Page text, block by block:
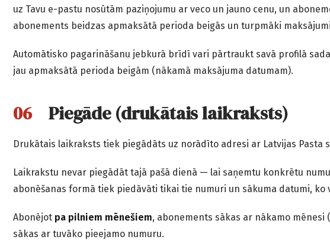
uz Tavu e-pastu nosūtām paziņojumu ar veco un jauno cenu, un
abonements beidzas apmaksātā perioda beigās un turpmāki
Automātisko pagarināšanu jebkurā brīdī vari pārtraukt savā profilā
jau apmaksātā perioda beigām (nākamā maksājuma datumam).
Piegāde (drukātais laikraksts)
Drukātais laikraksts tiek piegādāts uz norādīto adresi ar Latvijas
Laikrakstu nevar piegādāt tajā pašā dienā — lai saņemtu konkrētu
abonēšanas formā tiek piedāvāti tikai tie numuri un sākuma datumi,
Abonējot pa pilniem mēnešiem, abonements sākas ar nākamo
sākas ar tuvāko pieejamo numuru.